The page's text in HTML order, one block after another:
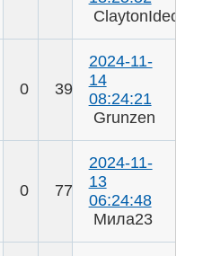
ClaytonIdeop
0 39
2024-11-
14
08:24:21
Grunzen
0 77
2024-11-
13
06:24:48
Мила23